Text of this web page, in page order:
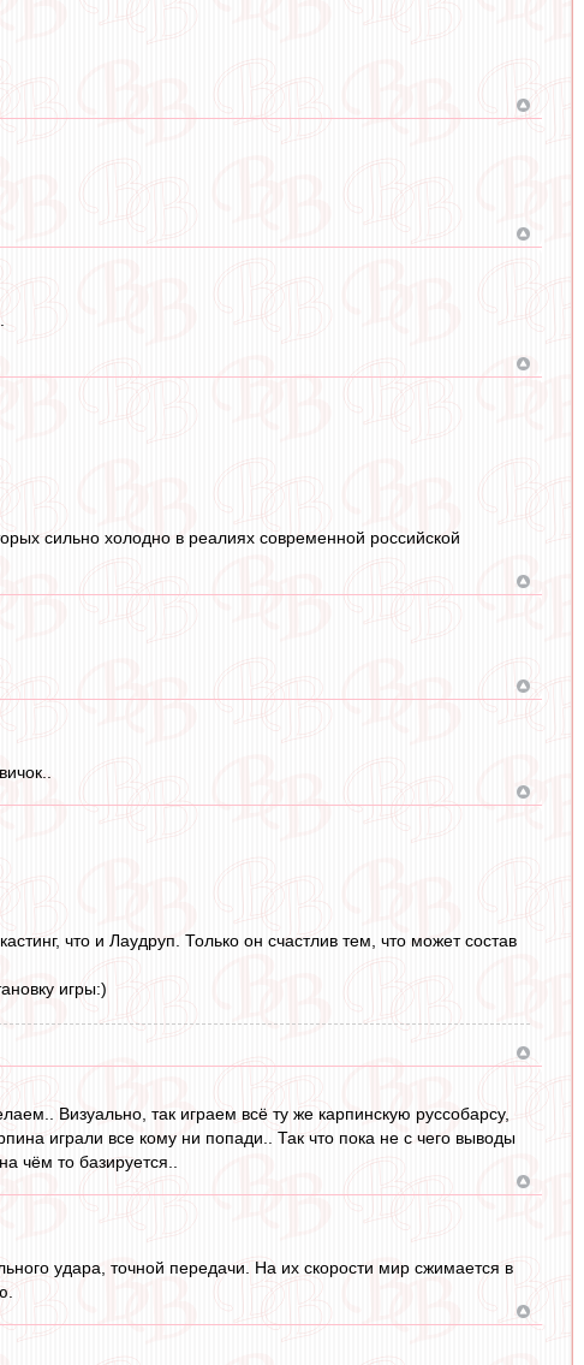
сильно холодно в реалиях современной российской
что и Лаудруп. Только он счастлив тем, что может состав
игры:)
Визуально, так играем всё ту же карпинскую руссобарсу,
играли все кому ни попади.. Так что пока не с чего выводы
чём то базируется..
удара, точной передачи. На их скорости мир сжимается в